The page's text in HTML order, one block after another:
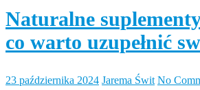
Naturalne
co warto uzupełnić
23 października 2024 Jarema Świt No